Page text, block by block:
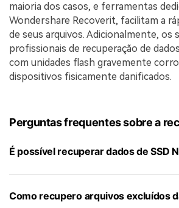
maioria dos casos, e ferramentas
Wondershare Recoverit, facilitam a
de seus arquivos. Adicionalmente, os
profissionais de recuperação de
com unidades flash gravemente
dispositivos fisicamente danificados.
Perguntas frequentes sobre a
É possível recuperar dados de SSD
Como recupero arquivos excluídos